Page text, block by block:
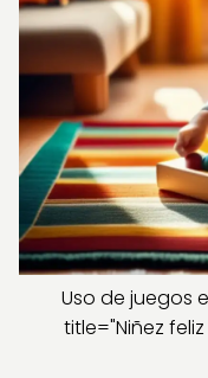
Uso de juegos
title="Niñez